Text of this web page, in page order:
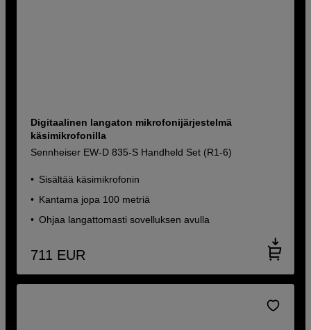
Digitaalinen langaton mikrofonijärjestelmä
käsimikrofonilla
Sennheiser EW-D 835-S Handheld Set (R1-6)
Sisältää käsimikrofonin
Kantama jopa 100 metriä
Ohjaa langattomasti sovelluksen avulla
711 EUR